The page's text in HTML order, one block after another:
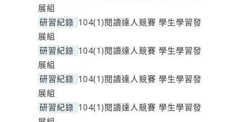
展組
研習紀錄 104(1)閱讀達人競賽 學生學習發
展組
研習紀錄 104(1)閱讀達人競賽 學生學習發
展組
研習紀錄 104(1)閱讀達人競賽 學生學習發
展組
研習紀錄 104(1)閱讀達人競賽 學生學習發